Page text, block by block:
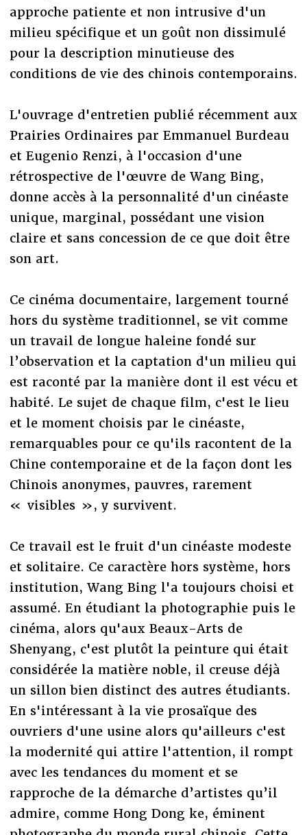
approche patiente et non intrusive d'un
milieu spécifique et un goût non dissimulé
pour la description minutieuse des
conditions de vie des chinois contemporains.
L'ouvrage d'entretien publié récemment aux
Prairies Ordinaires par Emmanuel Burdeau
et Eugenio Renzi, à l'occasion d'une
rétrospective de l'œuvre de Wang Bing,
donne accès à la personnalité d'un cinéaste
unique, marginal, possédant une vision
claire et sans concession de ce que doit être
son art.
Ce cinéma documentaire, largement tourné
hors du système traditionnel, se vit comme
un travail de longue haleine fondé sur
l’observation et la captation d'un milieu qui
est raconté par la manière dont il est vécu et
habité. Le sujet de chaque film, c'est le lieu
et le moment choisis par le cinéaste,
remarquables pour ce qu'ils racontent de la
Chine contemporaine et de la façon dont les
Chinois anonymes, pauvres, rarement
« visibles », y survivent.
Ce travail est le fruit d'un cinéaste modeste
et solitaire. Ce caractère hors système, hors
institution, Wang Bing l'a toujours choisi et
assumé. En étudiant la photographie puis le
cinéma, alors qu'aux Beaux-Arts de
Shenyang, c'est plutôt la peinture qui était
considérée la matière noble, il creuse déjà
un sillon bien distinct des autres étudiants.
En s'intéressant à la vie prosaïque des
ouvriers d'une usine alors qu'ailleurs c'est
la modernité qui attire l'attention, il rompt
avec les tendances du moment et se
rapproche de la démarche d’artistes qu’il
admire, comme Hong Dong ke, éminent